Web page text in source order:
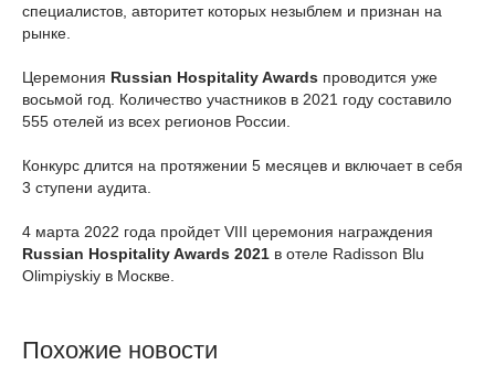
специалистов, авторитет которых незыблем и признан на
рынке.
Церемония Russian Hospitality Awards проводится уже
восьмой год. Количество участников в 2021 году составило
555 отелей из всех регионов России.
Конкурс длится на протяжении 5 месяцев и включает в себя
3 ступени аудита.
4 марта 2022 года пройдет VIII церемония награждения
Russian Hospitality Awards 2021 в отеле Radisson Blu
Olimpiyskiy в Москве.
Похожие новости